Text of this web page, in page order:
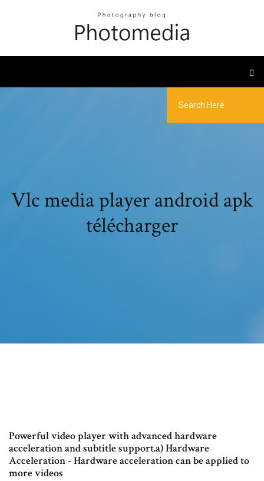
Vlc media player android apk
télécharger
Powerful video player with advanced hardware
acceleration and subtitle support.a) Hardware
Acceleration - Hardware acceleration can be applied to
more videos